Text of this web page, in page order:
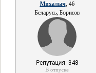
Михалыч, 46
Беларусь, Борисов
Репутация: 348
В отпуске